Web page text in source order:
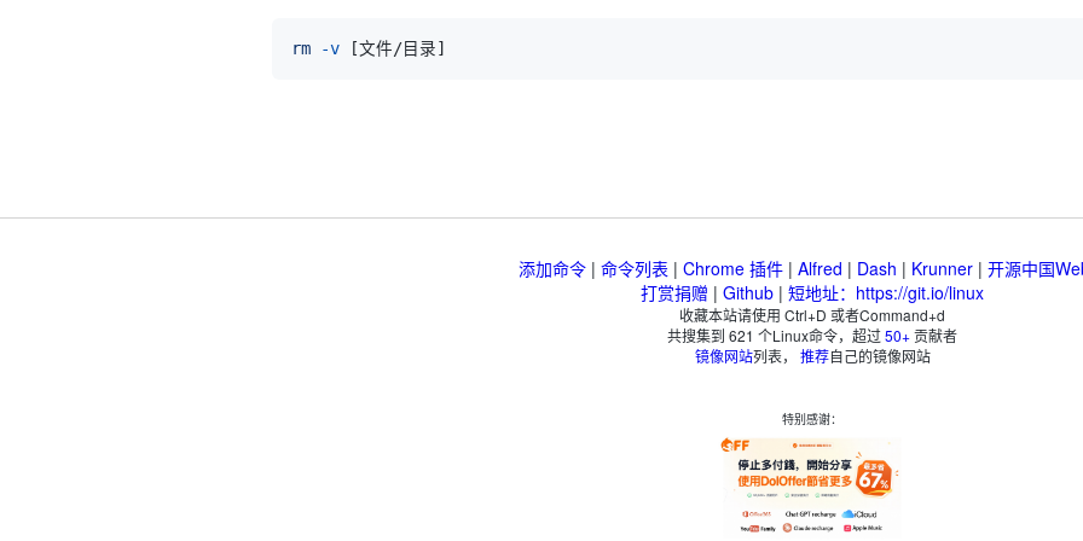
rm -v [文件/目录]
添加命令| 命令列表 | Chrome 插件| Alfred | Dash | Krunner| 开源中国
打赏捐赠 | Github | 短地址：https://git.io/linux
收藏本站请使用 Ctrl+D 或者Command+d
共搜集到 621 个Linux命令，超过50+贡献者
镜像网站列表， 推荐自己的镜像网站
特别感谢：